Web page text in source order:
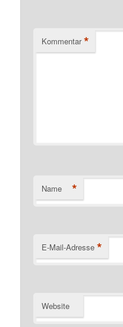
Kommentar *
Name *
E-Mail-Adresse *
Website